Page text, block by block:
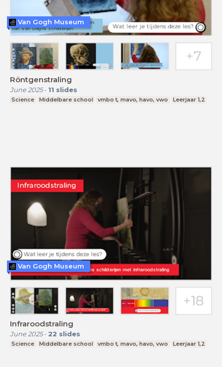
Röntgenstraling
June 2025- 11 slides
Science Middelbare school vmbo t, mavo, havo, vwo Leerjaar 1,2
Van Gogh Museum
Infraroodstraling
June 2025- 22 slides
Science Middelbare school vmbo t, mavo, havo, vwo Leerjaar 1,2
Van Gogh Museum